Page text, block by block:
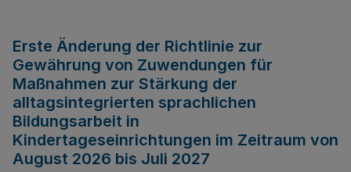
Erste Änderung der Richtlinie zur
Gewährung von Zuwendungen für
Maßnahmen zur Stärkung der
alltagsintegrierten sprachlichen
Bildungsarbeit in
Kindertageseinrichtungen im Zeitraum von
August 2026 bis Juli 2027